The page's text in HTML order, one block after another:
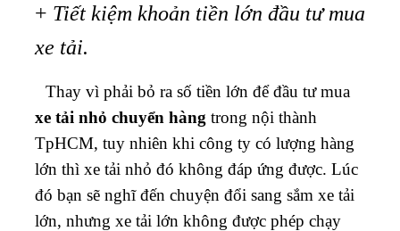
+ Tiết kiệm khoản tiền lớn đầu tư mua
xe tải.
Thay vì phải bỏ ra số tiền lớn để đầu tư mua
xe tải nhỏ chuyển hàng trong nội thành
TpHCM, tuy nhiên khi công ty có lượng hàng
lớn thì xe tải nhỏ đó không đáp ứng được. Lúc
đó bạn sẽ nghĩ đến chuyện đổi sang sắm xe tải
lớn, nhưng xe tải lớn không được phép chạy